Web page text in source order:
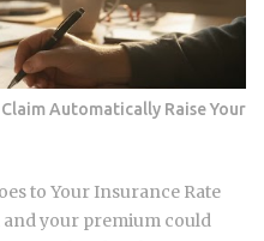
phase-out range at
and $236,000 to
taxpayers. Above those
are completely
to increase
placing the married-
though you should verify
filing. Anyone earning
Automatically Raise Your
to Your Insurance Rate
your premium could